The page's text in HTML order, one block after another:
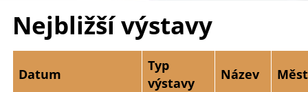
Nejbližší výstavy
Datum
Typ
výstavy
Název